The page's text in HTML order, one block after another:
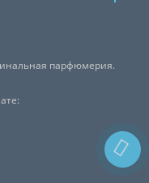
парфюмерия.